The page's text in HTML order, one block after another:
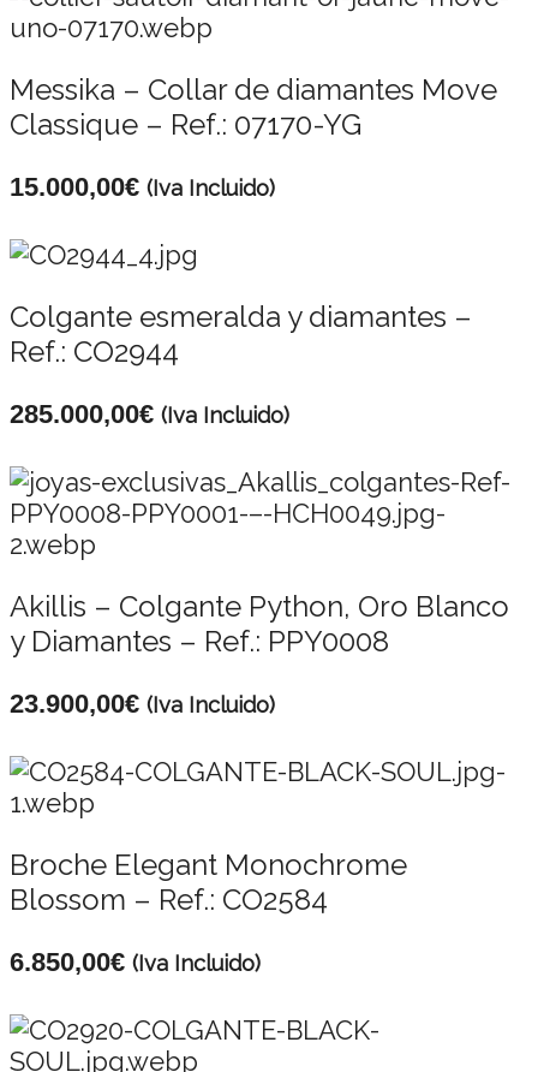
Messika – Collar de diamantes Move
Classique – Ref.: 07170-YG
15.000,00€ (Iva Incluido)
Colgante esmeralda y diamantes –
Ref.: CO2944
285.000,00€ (Iva Incluido)
Akillis – Colgante Python, Oro Blanco
y Diamantes – Ref.: PPY0008
23.900,00€ (Iva Incluido)
Broche Elegant Monochrome
Blossom – Ref.: CO2584
6.850,00€ (Iva Incluido)